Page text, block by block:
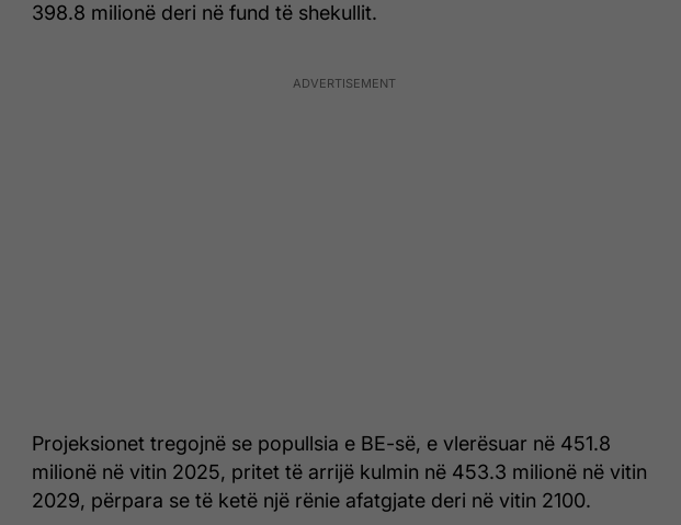
398.8 milionë deri në fund të shekullit.
Projeksionet tregojnë se popullsia e BE-së, e vlerësuar në 451.8
milionë në vitin 2025, pritet të arrijë kulmin në 453.3 milionë në vitin
2029, përpara se të ketë një rënie afatgjate deri në vitin 2100.